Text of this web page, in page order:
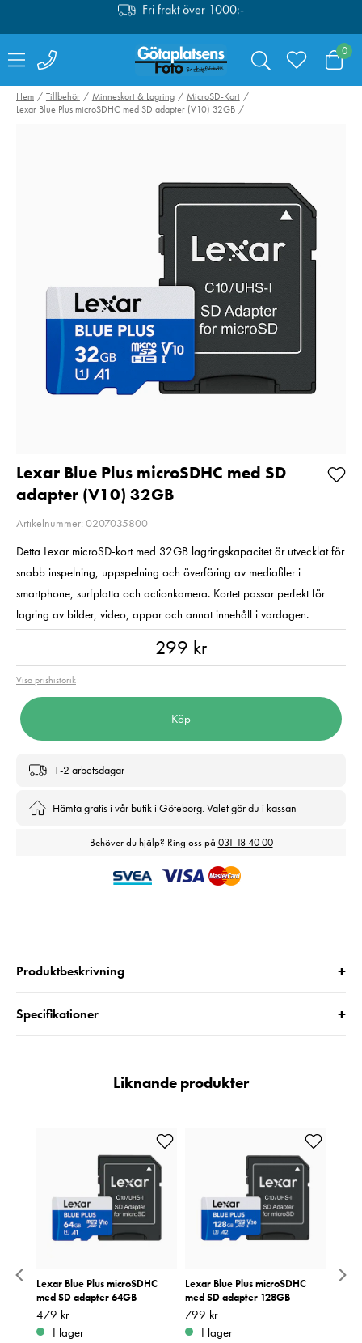
Fri retur i butik
Personlig service
Fri frakt över 1000:-
0
UHS-I U1 32GB
Pris:549 kr
549 kr
I lager
dubbelladdare
Pris:1 090 kr
1 090 kr
Hem Tillbehör Minneskort & Lagring
MicroSD-Kort
Lexar Blue Plus microSDHC med SD adapter (V10) 32GB
Lexar Blue Plus microSDHC med SD
adapter (V10) 32GB
Artikelnummer: 0207035800
Detta Lexar microSD-kort med 32GB lagringskapacitet är utvecklat för
snabb inspelning, uppspelning och överföring av mediafiler i
smartphone, surfplatta och actionkamera. Kortet passar perfekt för
lagring av bilder, video, appar och annat innehåll i vardagen.
299 kr
Visa prishistorik
Köp
1-2 arbetsdagar
Hämta gratis i vår butik i Göteborg. Valet gör du i kassan
Behöver du hjälp? Ring oss på 031 18 40 00
Produktbeskrivning +
Specifikationer +
Liknande produkter
Lexar Blue Plus microSDHC
med SD adapter 64GB
Pris: 479 kr
479 kr
I lager
Lexar Blue Plus microSDHC
med SD adapter 128GB
Pris: 799 kr
799 kr
I lager